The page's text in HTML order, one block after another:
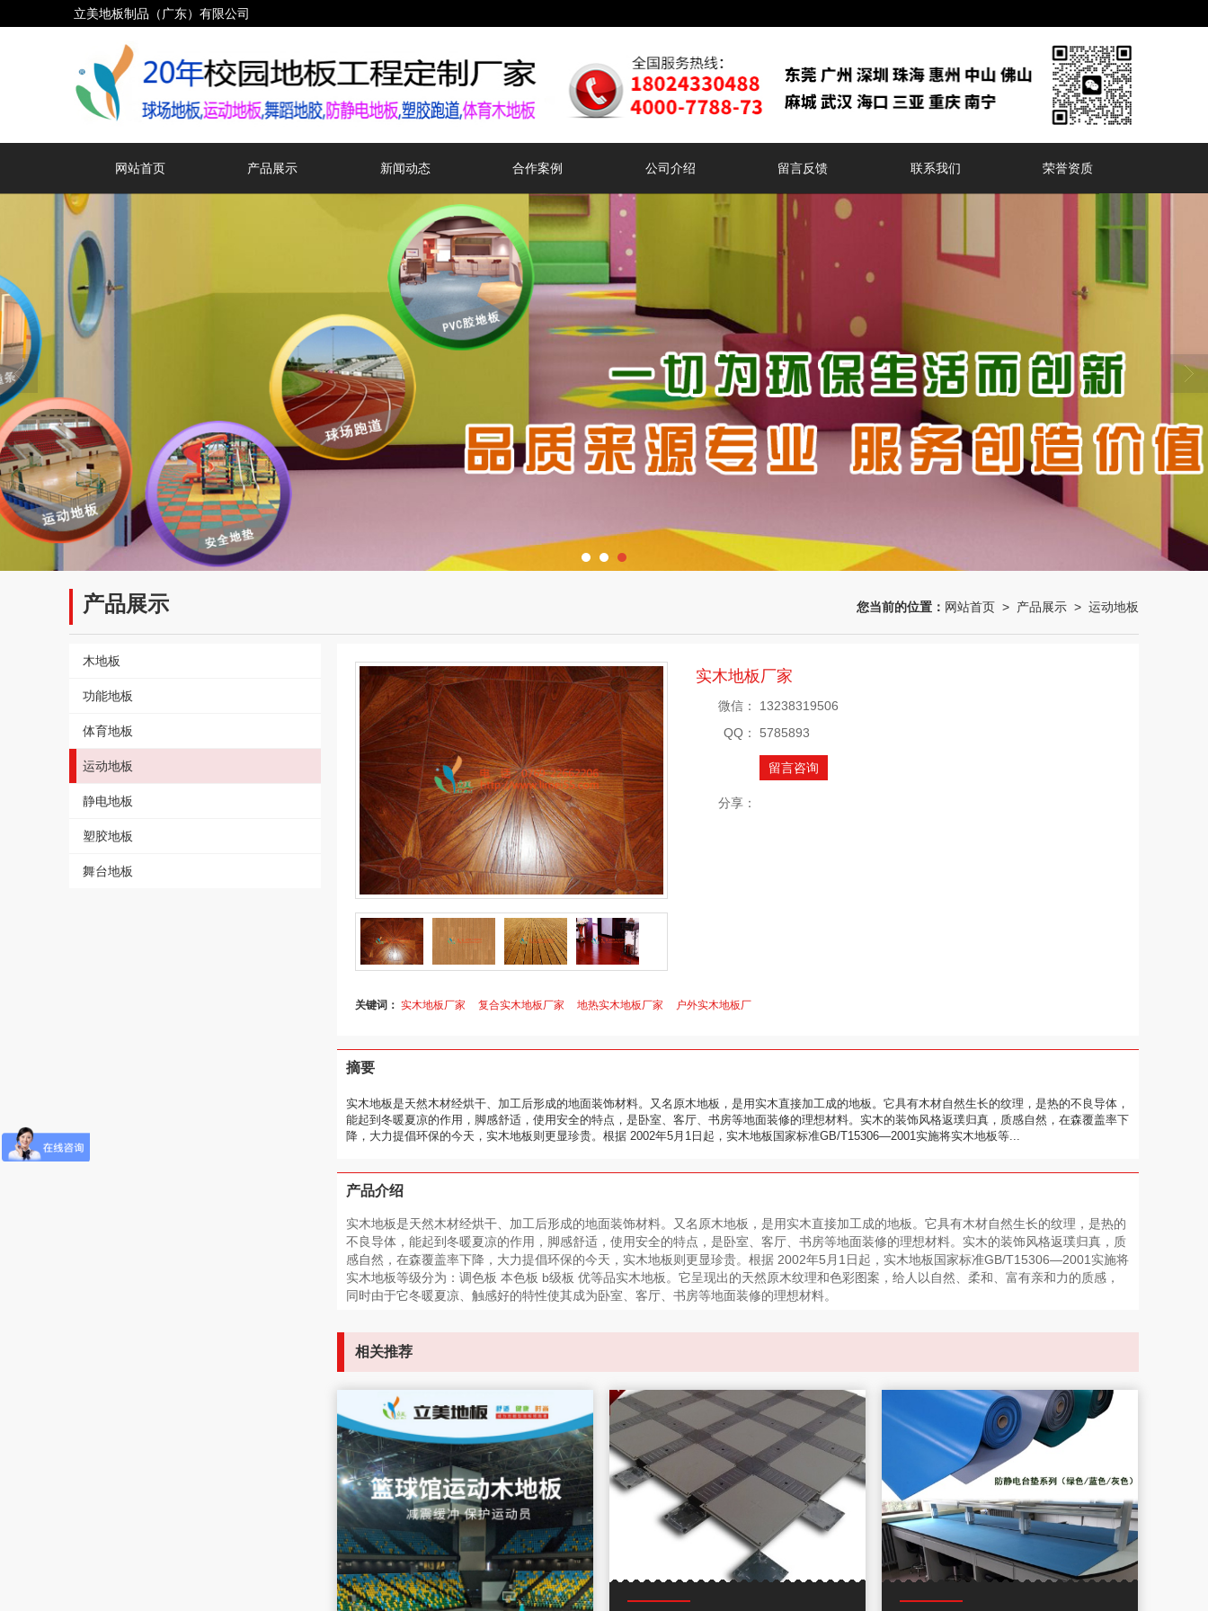
立美地板制品（广东）有限公司
网站首页 产品展示 新闻动态 合作案例 公司介绍 留言反馈 联系我们 荣誉资质
产品展示 您当前的位置： 网站首页 > 产品展示 > 运动地板
实木地板厂家
微信：
13238319506
QQ：
5785893
留言咨询
分享：
关键词： 实木地板厂家 复合实木地板厂家 地热实木地板厂家 户外实木地板厂
摘要
实木地板是天然木材经烘干、加工后形成的地面装饰材料。又名原木地板，是用实木直接加工成的地板。它具有木材自然生长的纹理，是热的不良导体，
能起到冬暖夏凉的作用，脚感舒适，使用安全的特点，是卧室、客厅、书房等地面装修的理想材料。实木的装饰风格返璞归真，质感自然，在森覆盖率下
降，大力提倡环保的今天，实木地板则更显珍贵。根据 2002年5月1日起，实木地板国家标准GB/T15306—2001实施将实木地板等...
产品介绍
实木地板是天然木材经烘干、加工后形成的地面装饰材料。又名原木地板，是用实木直接加工成的地板。它具有木材自然生长的纹理，是热的
不良导体，能起到冬暖夏凉的作用，脚感舒适，使用安全的特点，是卧室、客厅、书房等地面装修的理想材料。实木的装饰风格返璞归真，质
感自然，在森覆盖率下降，大力提倡环保的今天，实木地板则更显珍贵。根据 2002年5月1日起，实木地板国家标准GB/T15306—2001实施将
实木地板等级分为：调色板 本色板 b级板 优等品实木地板。它呈现出的天然原木纹理和色彩图案，给人以自然、柔和、富有亲和力的质感，
同时由于它冬暖夏凉、触感好的特性使其成为卧室、客厅、书房等地面装修的理想材料。
相关推荐
木地板
功能地板
体育地板
运动地板
静电地板
塑胶地板
舞台地板